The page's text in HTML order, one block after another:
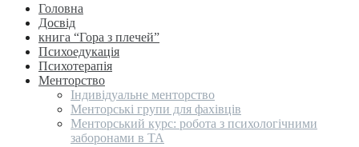
Головна
Досвід
книга “Гора з плечей”
Психоедукація
Психотерапія
Менторство
Індивідуальне менторство
Менторські групи для фахівців
Менторський курс: робота з психологічними
заборонами в ТА